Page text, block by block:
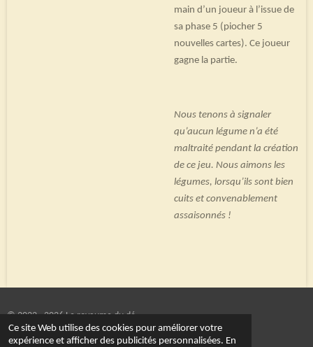
Ce site Web utilise des cookies pour améliorer votre
expérience et afficher des publicités personnalisées. En
main d’un joueur à l’issue de
sa phase 5 (piocher 5
nouvelles cartes). Ce joueur
gagne la partie.
Nous tenons à signaler
qu’aucun légume n’a été
maltraité pendant la création
de ce jeu. Nous aimons les
légumes, lorsqu’ils sont bien
cuits et convenablement
assaisonnés !
© 2022 - 2026 Le royaume du dé
Propulsé parWebador